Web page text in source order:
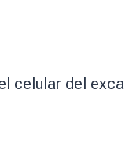
celular del